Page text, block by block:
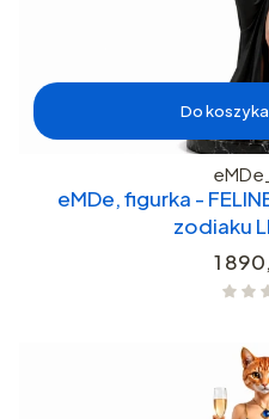
Do koszyka
eMDe, figurka -
zodiaku
Cena
1